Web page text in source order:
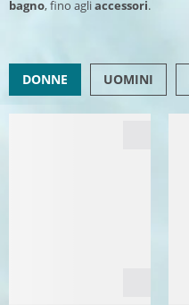
bagno, fino agliaccessori.
DONNE UOMINI